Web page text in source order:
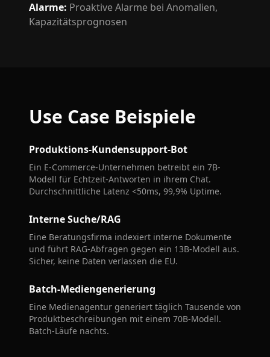
Alarme: Proaktive Alarme bei Anomalien,
Kapazitätsprognosen
Use Case Beispiele
Produktions-Kundensupport-Bot
Ein E-Commerce-Unternehmen betreibt ein 7B-
Modell für Echtzeit-Antworten in ihrem Chat.
Durchschnittliche Latenz <50ms, 99,9% Uptime.
Interne Suche/RAG
Eine Beratungsfirma indexiert interne Dokumente
und führt RAG-Abfragen gegen ein 13B-Modell aus.
Sicher, keine Daten verlassen die EU.
Batch-Mediengenerierung
Eine Medienagentur generiert täglich Tausende von
Produktbeschreibungen mit einem 70B-Modell.
Batch-Läufe nachts.